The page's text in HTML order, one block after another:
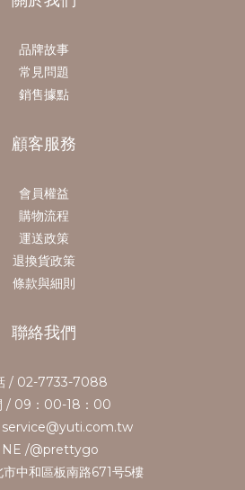
品牌故事
常見問題
銷售據點
顧客服務
會員權益
購物流程
運送政策
退換貨政策
條款與細則
聯絡我們
/ 02-7733-7088
/ 09：00-18：00
/@prettygo
中和區板南路671号5樓